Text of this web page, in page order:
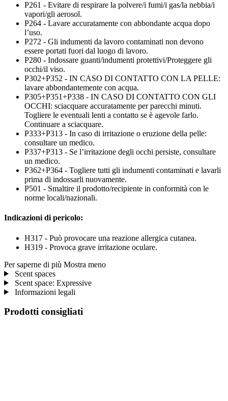
P261 - Evitare di respirare la polvere/i fumi/i gas/la nebbia/i
vapori/gli aerosol.
P264 - Lavare accuratamente con abbondante acqua dopo
l’uso.
P272 - Gli indumenti da lavoro contaminati non devono
essere portati fuori dal luogo di lavoro.
P280 - Indossare guanti/indumenti protettivi/Proteggere gli
occhi/il viso.
P302+P352 - IN CASO DI CONTATTO CON LA PELLE:
lavare abbondantemente con acqua.
P305+P351+P338 - IN CASO DI CONTATTO CON GLI
OCCHI: sciacquare accuratamente per parecchi minuti.
Togliere le eventuali lenti a contatto se è agevole farlo.
Continuare a sciacquare.
P333+P313 - In caso di irritazione o eruzione della pelle:
consultare un medico.
P337+P313 - Se l’irritazione degli occhi persiste, consultare
un medico.
P362+P364 - Togliere tutti gli indumenti contaminati e lavarli
prima di indossarli nuovamente.
P501 - Smaltire il prodotto/recipiente in conformità con le
norme locali/nazionali.
Indicazioni di pericolo:
H317 - Può provocare una reazione allergica cutanea.
H319 - Provoca grave irritazione oculare.
Per saperne di più Mostra meno
Scent spaces
Scent space: Expressive
Informazioni legali
Prodotti consigliati